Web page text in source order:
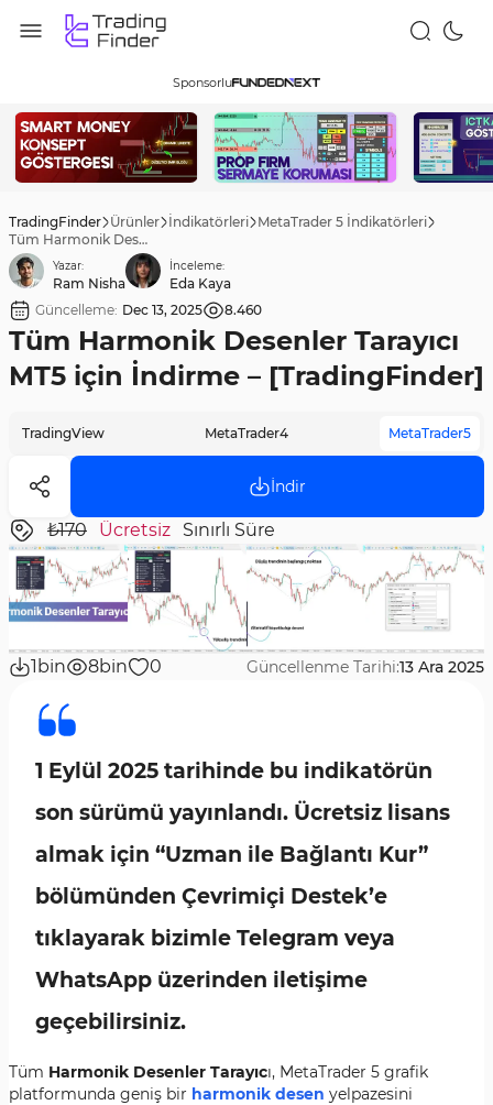
Sponsorlu
TradingFinder Ürünler İndikatörleri MetaTrader 5 İndikatörleri
Tüm Harmonik Desenler Tarayıcı MT5 için İndirme – [TradingFinder]
Yazar:
Ram Nisha
İnceleme:
Eda Kaya
Güncelleme: Dec 13, 2025 8.460
Tüm Harmonik Desenler Tarayıcı
MT5 için İndirme – [TradingFinder]
TradingView MetaTrader4 MetaTrader5
İndir
₺170 Ücretsiz Sınırlı Süre
1bin 8bin 0 Güncellenme Tarihi:13 Ara 2025
1 Eylül 2025 tarihinde bu indikatörün
son sürümü yayınlandı. Ücretsiz lisans
almak için “Uzman ile Bağlantı Kur”
bölümünden Çevrimiçi Destek’e
tıklayarak bizimle Telegram veya
WhatsApp üzerinden iletişime
geçebilirsiniz.
Tüm Harmonik Desenler Tarayıcı, MetaTrader 5 grafik
platformunda geniş bir harmonik desen yelpazesini